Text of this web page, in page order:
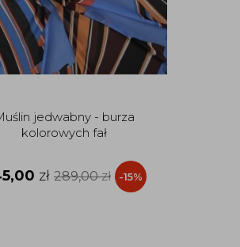
jedwabny - burza
kolorowych fał
zł 289,00zł -15%